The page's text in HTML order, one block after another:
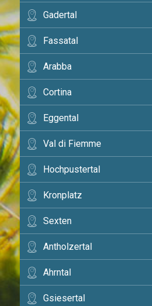
Gadertal
Fassatal
Arabba
Cortina
Eggental
Val di Fiemme
Hochpustertal
Kronplatz
Sexten
Antholzertal
Ahrntal
Gsiesertal